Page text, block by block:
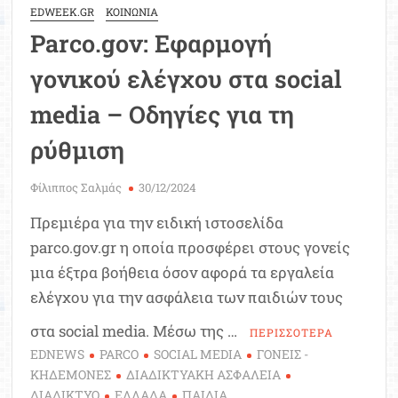
EDWEEK.GR ΚΟΙΝΩΝΙΑ
Parco.gov: Εφαρμογή
γονικού ελέγχου στα social
media – Οδηγίες για τη
ρύθμιση
Φίλιππος Σαλμάς 30/12/2024
Πρεμιέρα για την ειδική ιστοσελίδα
parco.gov.gr η οποία προσφέρει στους γονείς
μια έξτρα βοήθεια όσον αφορά τα εργαλεία
ελέγχου για την ασφάλεια των παιδιών τους
στα social media. Μέσω της …
ΠΕΡΙΣΣΟΤΕΡΑ
EDNEWS PARCO SOCIAL MEDIA
ΓΟΝΕΙΣ -
ΚΗΔΕΜΟΝΕΣ
ΔΙΑΔΙΚΤΥΑΚΗ ΑΣΦΑΛΕΙΑ